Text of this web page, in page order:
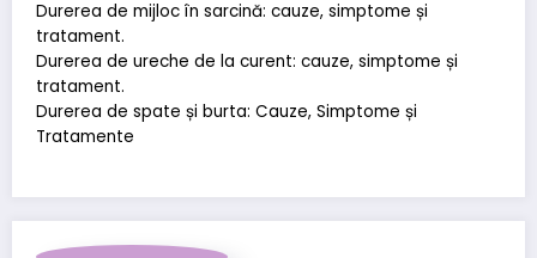
Durerea de mijloc în sarcină: cauze, simptome și
tratament.
Durerea de ureche de la curent: cauze, simptome și
tratament.
Durerea de spate și burta: Cauze, Simptome și
Tratamente